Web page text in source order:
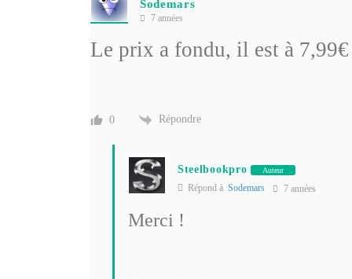
Sodemars
7 années
Le prix a fondu, il est à
0 Répondre
Steelbookpro Auteur
Répond à Sodemars 7 années
Merci !